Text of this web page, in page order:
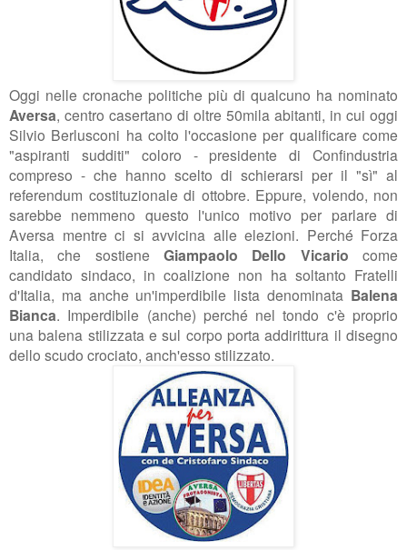
Oggi nelle cronache politiche più di qualcuno ha nominato
Aversa, centro casertano di oltre 50mila abitanti, in cui oggi
Silvio Berlusconi ha colto l'occasione per qualificare come
"aspiranti sudditi" coloro - presidente di Confindustria
compreso - che hanno scelto di schierarsi per il "sì" al
referendum costituzionale di ottobre. Eppure, volendo, non
sarebbe nemmeno questo l'unico motivo per parlare di
Aversa mentre ci si avvicina alle elezioni. Perché Forza
Italia, che sostiene Giampaolo Dello Vicario come
candidato sindaco, in coalizione non ha soltanto Fratelli
d'Italia, ma anche un'imperdibile lista denominata Balena
Bianca. Imperdibile (anche) perché nel tondo c'è proprio
una balena stilizzata e sul corpo porta addirittura il disegno
dello scudo crociato, anch'esso stilizzato.